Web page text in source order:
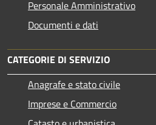
Personale Amministrativo
Documenti e dati
CATEGORIE DI SERVIZIO
Anagrafe e stato civile
Imprese e Commercio